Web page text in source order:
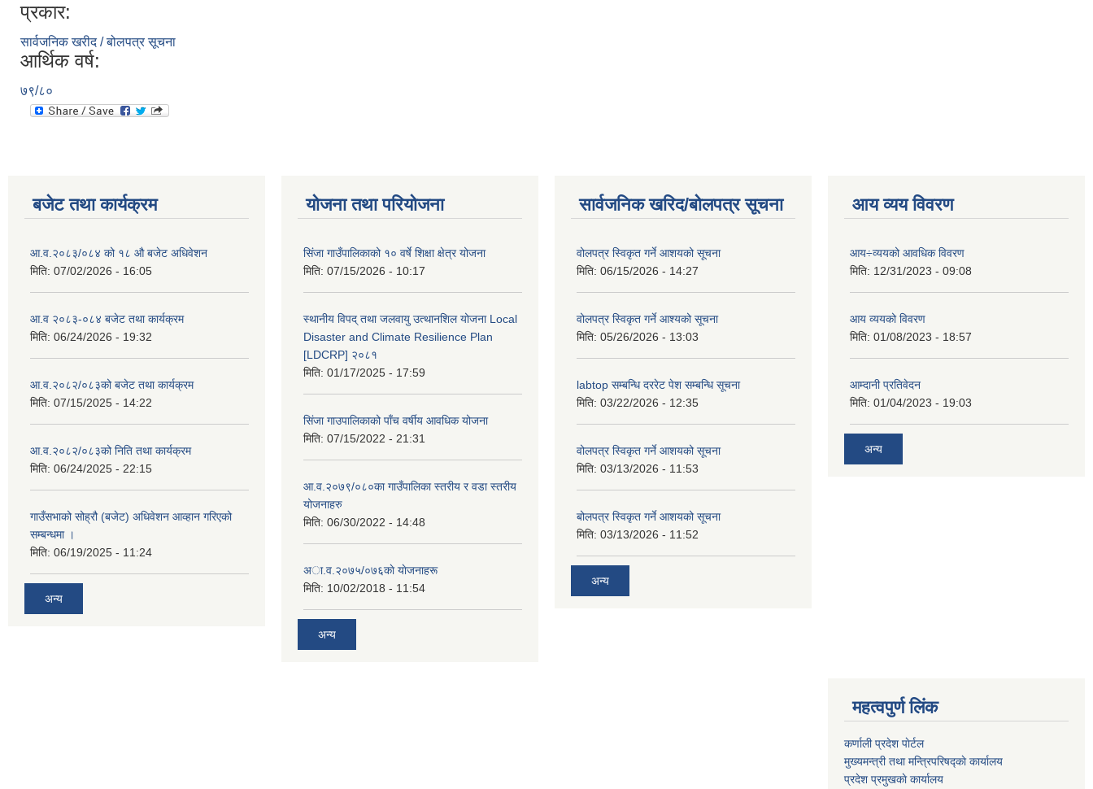
प्रकार:
सार्वजनिक खरीद / बोलपत्र सूचना
आर्थिक वर्ष:
७९/८०
बजेट तथा कार्यक्रम
आ.व.२०८३/०८४ को १८ ‍औ बजेट अधिवेशन
मिति: 07/02/2026 - 16:05
आ.व २०८३-०८४ बजेट तथा कार्यक्रम
मिति: 06/24/2026 - 19:32
आ.व.२०८२/०८३को बजेट तथा कार्यक्रम
मिति: 07/15/2025 - 14:22
आ.व.२०८२/०८३को निति तथा कार्यक्रम
मिति: 06/24/2025 - 22:15
गाउँसभाको सोह्रौ (बजेट) अधिवेशन आव्हान गरिएको
सम्बन्धमा ।
मिति: 06/19/2025 - 11:24
अन्य
योजना तथा परियोजना
सिंजा गाउँपालिकाको १० वर्षे शिक्षा क्षेत्र योजना
मिति: 07/15/2026 - 10:17
स्थानीय विपद् तथा जलवायु उत्थानशिल योजना Local
Disaster and Climate Resilience Plan
[LDCRP] २०८१
मिति: 01/17/2025 - 17:59
सिंजा गाउपालिकाको पाँच वर्षीय आवधिक योजना
मिति: 07/15/2022 - 21:31
आ.व.२०७९/०८०का गाउँपालिका स्तरीय र वडा स्तरीय
योजनाहरु
मिति: 06/30/2022 - 14:48
अा‍‍.व.२०७५/०७६काे याेजनाहरू
मिति: 10/02/2018 - 11:54
अन्य
सार्वजनिक खरिद/बोलपत्र सूचना
वोलपत्र स्विकृत गर्ने आशयको सूचना
मिति: 06/15/2026 - 14:27
वोलपत्र स्विकृत गर्ने आश्यको सूचना
मिति: 05/26/2026 - 13:03
labtop सम्बन्धि दररेट पेश सम्बन्धि सूचना
मिति: 03/22/2026 - 12:35
वोलपत्र स्विकृत गर्ने आशयको सूचना
मिति: 03/13/2026 - 11:53
बोलपत्र स्विकृत गर्ने आशयको सूचना
मिति: 03/13/2026 - 11:52
अन्य
आय व्यय विवरण
आय÷व्ययको आवधिक विवरण
मिति: 12/31/2023 - 09:08
आय व्ययको विवरण
मिति: 01/08/2023 - 18:57
आम्दानी प्रतिवेदन
मिति: 01/04/2023 - 19:03
अन्य
महत्वपुर्ण लिंक
कर्णाली प्रदेश पाेर्टल
मुख्यमन्त्री तथा मन्त्रिपरिषद्काे कार्यालय
प्रदेश प्रमुखकाे कार्यालय